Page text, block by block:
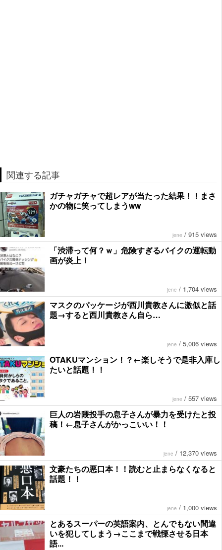
関連する記事
ガチャガチャで超レアが当たった結果！！まさ
かの物に笑ってしまうww
jene / 915 views
「渋滞って何？ｗ」危険すぎるバイクの運転動
画が炎上！
jene / 1,704 views
マスクのパッケージが西川貴教さんに激似と話
題→すると西川貴教さん自ら…
jene / 5,006 views
OTAKUマンション！？←楽しそうで是非入庫し
たいと話題！！
jene / 557 views
巨人の岩隈投手の息子さんが暴力を受けたと投
稿！←息子さんがかっこいい！！
jene / 12,370 views
文豪たちの悪口本！！読むと止まらなくなると
話題！！
jene / 1,000 views
とあるスーパーの英語案内、とんでもない間違
いを犯してしまう→ここまで戦慄させる日本
語...